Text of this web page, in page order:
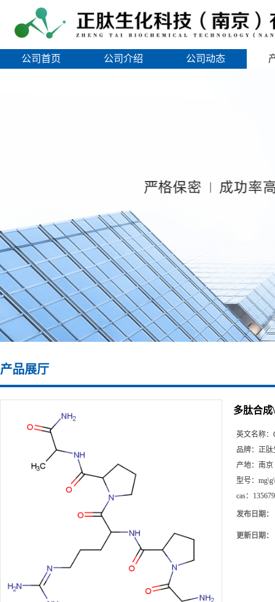
公司首页 公司介绍 公司动态
产品展厅
多肽合成
英文名称：
品牌： 正肽
产地： 南京
型号：
cas：
发布日期：
更新日期：